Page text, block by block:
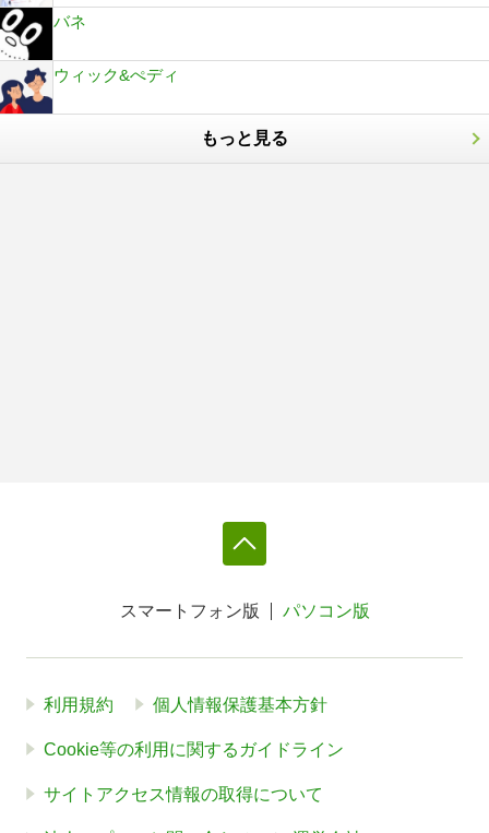
バネ
ウィック&ぺディ
もっと見る
スマートフォン版 パソコン版
利用規約 個人情報保護基本方針
Cookie等の利用に関するガイドライン
サイトアクセス情報の取得について